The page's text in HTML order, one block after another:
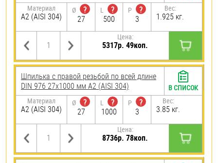
Материал
А2 (AISI 304)
Ø
?
27
L
?
500
P
?
3
Вес:
1.925 кг.
Цена:
5317р. 49коп.
Шпилька с правой резьбой по всей длине
DIN 976 27х1000 мм А2 (AISI 304)
Материал
А2 (AISI 304)
Ø
?
27
L
?
1000
P
?
3
Вес:
3.85 кг.
Цена:
8736р. 78коп.
В СПИСОК